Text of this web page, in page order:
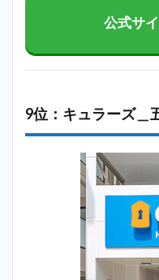
公式サ
9位：キュラーズ＿